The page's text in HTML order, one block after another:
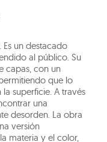
Es un destacado
al público. Su
capas, con un
que lo
superficie. A través
una
desorden. La obra
versión
materia y el color,